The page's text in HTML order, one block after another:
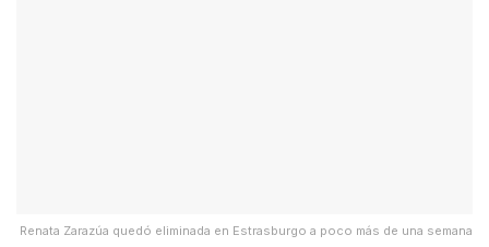
Renata Zarazúa quedó eliminada en Estrasburgo a poco más de una semana